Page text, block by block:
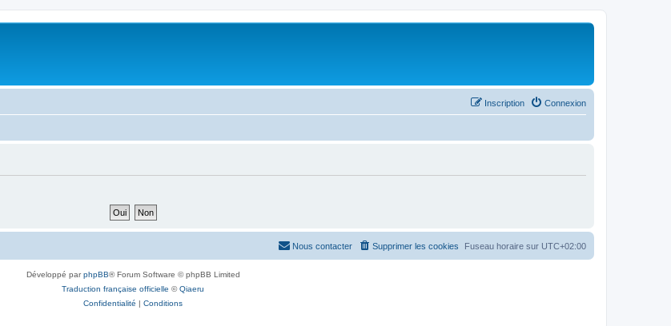
Connexion
Inscription
Fuseau horaire sur UTC+02:00
Supprimer les cookies
Nous contacter
Développé parphpBB® Forum Software © phpBB Limited
Traduction française officielle ©Qiaeru
Confidentialité | Conditions